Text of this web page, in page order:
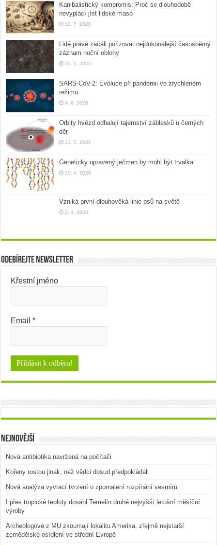
Kanibalistický kompromis: Proč se dlouhodobě
nevyplácí jíst lidské maso
10. 7. 2026
Lidé právě začali pořizovat nejdokonalejší časosběrný
záznam noční oblohy
30. 6. 2026
SARS-CoV-2: Evoluce při pandemii ve zrychleném
režimu
4. 6. 2026
Orbity hvězd odhalují tajemství záblesků u černých
děr
13. 5. 2026
Geneticky upravený ječmen by mohl být trvalka
10. 4. 2026
Vzniká první dlouhověká linie psů na světě
2. 4. 2026
Odebírejte newsletter
Křestní jméno
Email*
Nejnovější
Nová antibiotika navržená na počítači
Kořeny rostou jinak, než vědci dosud předpokládali
Nová analýza vyvrací tvrzení o zpomalení rozpínání vesmíru
I přes tropické teploty dosáhl Temelín druhé nejvyšší letošní měsíční
výroby
Archeologové z MU zkoumají lokalitu Amerika, zřejmě nejstarší
zemědělské osídlení ve střední Evropě